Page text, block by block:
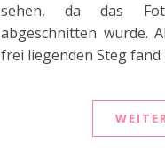
sehen, da das
abgeschnitten wurde.
frei liegenden Steg